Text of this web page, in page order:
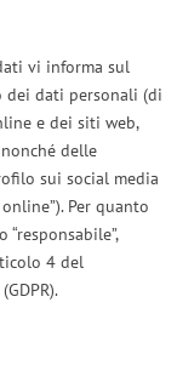
vi informa sul
dei dati personali (di
e dei siti web,
delle
sui social media
Per quanto
4 del